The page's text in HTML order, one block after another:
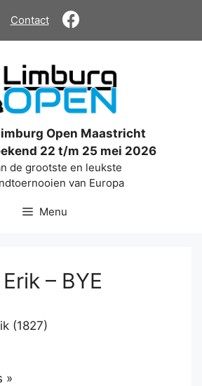
Contact
Open Maastricht
22 t/m 25 mei 2026
de grootste en leukste
van Europa
Menu
– BYE
(1827)
»